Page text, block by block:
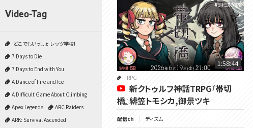
Video-Tag
-どこでもいっしょ- レッツ学校!
7 Days to Die
7 Days to End with You
A Dance of Fire and Ice
A Difficult Game About Climbing
Apex Legends
ARC Raiders
ARK: Survival Ascended
1:58:44
TRPG
新クトゥルフ神話TRPG『帯切
橋』緋笠トモシカ,御景ツキ
配信ch ディズム